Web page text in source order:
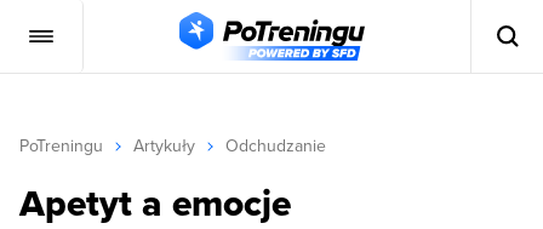
PoTreningu Artykuły Odchudzanie
Apetyt a emocje